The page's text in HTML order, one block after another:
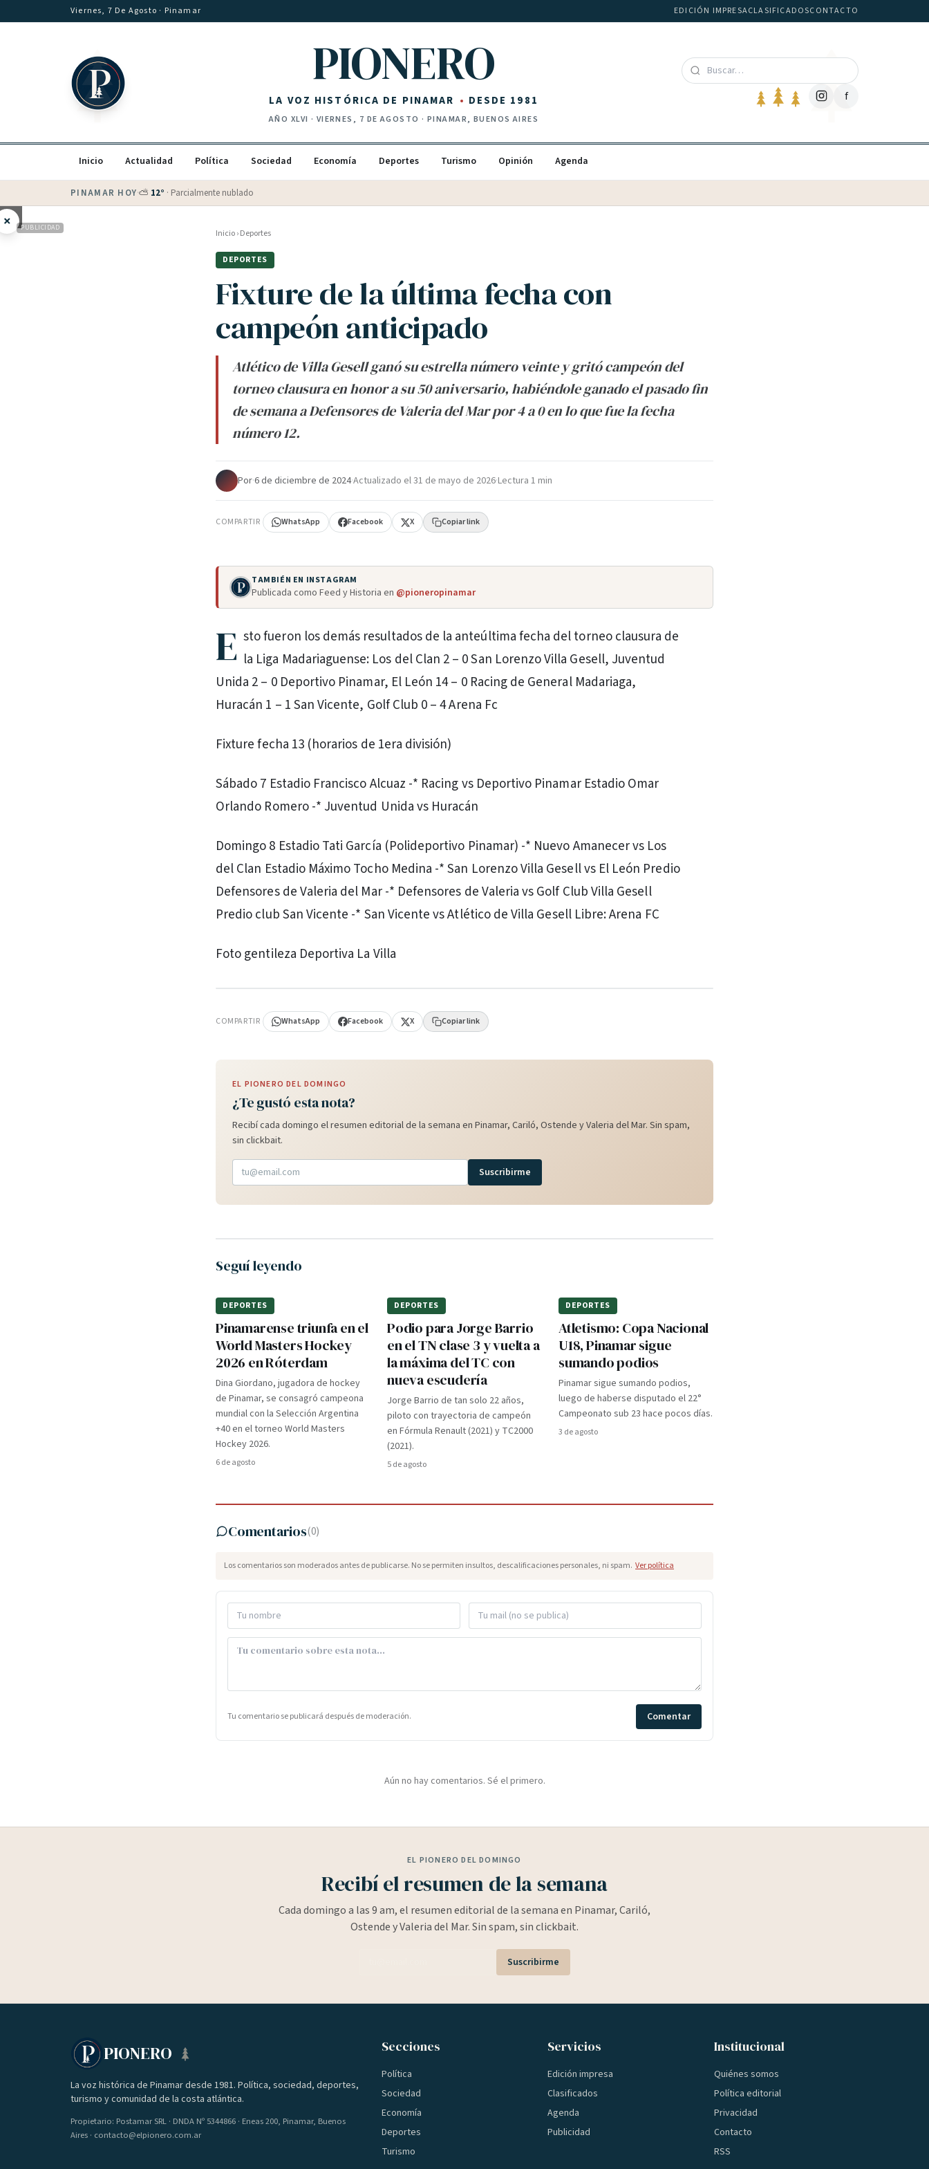
Saltar al contenidoViernes, 7 De Agosto · Pinamar EDICIÓN IMPRESACLASIFICADOSCONTACTO
PIONERO
LA VOZ HISTÓRICA DE PINAMAR DESDE 1981
AÑO XLVI · VIERNES, 7 DE AGOSTO · PINAMAR, BUENOS AIRES
f
Inicio Actualidad Política Sociedad Economía Deportes Turismo Opinión Agenda
PINAMAR HOY·💵 Dólar blue$1525· oficial $1520
× PUBLICIDAD Inicio›Deportes
DEPORTES
Fixture de la última fecha con
campeón anticipado
Atlético de Villa Gesell ganó su estrella número veinte y gritó campeón del
torneo clausura en honor a su 50 aniversario, habiéndole ganado el pasado fin
de semana a Defensores de Valeria del Mar por 4 a 0 en lo que fue la fecha
número 12.
Por·6 de diciembre de 2024·Actualizado el31 de mayo de 2026·Lectura 1 min
COMPARTIR WhatsApp Facebook X Copiar link
TAMBIÉN EN INSTAGRAM
Publicada como Feed y Historia en @pioneropinamar
E sto fueron los demás resultados de la anteúltima fecha del torneo clausura de
la Liga Madariaguense: Los del Clan 2 – 0 San Lorenzo Villa Gesell, Juventud
Unida 2 – 0 Deportivo Pinamar, El León 14 – 0 Racing de General Madariaga,
Huracán 1 – 1 San Vicente, Golf Club 0 – 4 Arena Fc
Fixture fecha 13 (horarios de 1era división)
Sábado 7 Estadio Francisco Alcuaz -* Racing vs Deportivo Pinamar Estadio Omar
Orlando Romero -* Juventud Unida vs Huracán
Domingo 8 Estadio Tati García (Polideportivo Pinamar) -* Nuevo Amanecer vs Los
del Clan Estadio Máximo Tocho Medina -* San Lorenzo Villa Gesell vs El León Predio
Defensores de Valeria del Mar -* Defensores de Valeria vs Golf Club Villa Gesell
Predio club San Vicente -* San Vicente vs Atlético de Villa Gesell Libre: Arena FC
Foto gentileza Deportiva La Villa
COMPARTIR WhatsApp Facebook X Copiar link
EL PIONERO DEL DOMINGO
¿Te gustó esta nota?
Recibí cada domingo el resumen editorial de la semana en Pinamar, Cariló, Ostende y Valeria del Mar. Sin spam,
sin clickbait.
Suscribirme
Seguí leyendo
DEPORTES
Pinamarense triunfa en el
World Masters Hockey
2026 en Róterdam
Dina Giordano, jugadora de hockey
de Pinamar, se consagró campeona
mundial con la Selección Argentina
+40 en el torneo World Masters
Hockey 2026.
6 de agosto
DEPORTES
Podio para Jorge Barrio
en el TN clase 3 y vuelta a
la máxima del TC con
nueva escudería
Jorge Barrio de tan solo 22 años,
piloto con trayectoria de campeón
en Fórmula Renault (2021) y TC2000
(2021).
5 de agosto
DEPORTES
Atletismo: Copa Nacional
U18, Pinamar sigue
sumando podios
Pinamar sigue sumando podios,
luego de haberse disputado el 22°
Campeonato sub 23 hace pocos días.
3 de agosto
Comentarios(0)
Los comentarios son moderados antes de publicarse. No se permiten insultos, descalificaciones personales, ni spam. Ver política
Tu comentario se publicará después de moderación. Comentar
Aún no hay comentarios. Sé el primero.
EL PIONERO DEL DOMINGO
Recibí el resumen de la semana
Cada domingo a las 9 am, el resumen editorial de la semana en Pinamar, Cariló,
Ostende y Valeria del Mar. Sin spam, sin clickbait.
Suscribirme
PIONERO
La voz histórica de Pinamar desde 1981. Política, sociedad, deportes,
turismo y comunidad de la costa atlántica.
Propietario: Postamar SRL · DNDA Nº 5344866 · Eneas 200, Pinamar, Buenos
Aires · contacto@elpionero.com.ar
Secciones
Política
Sociedad
Economía
Deportes
Turismo
Servicios
Edición impresa
Clasificados
Agenda
Publicidad
Institucional
Quiénes somos
Política editorial
Privacidad
Contacto
RSS